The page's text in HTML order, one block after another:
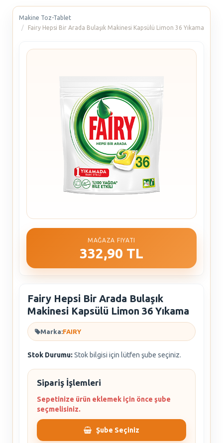
Makine Toz-Tablet
Fairy Hepsi Bir Arada Bulaşık Makinesi Kapsülü Limon 36 Yıkama
MAĞAZA FIYATI
332,90 TL
Fairy Hepsi Bir Arada Bulaşık
Makinesi Kapsülü Limon 36 Yıkama
Marka:FAIRY
Stok Durumu: Stok bilgisi için lütfen şube seçiniz.
Sipariş İşlemleri
Sepetinize ürün eklemek için önce şube
seçmelisiniz.
Şube Seçiniz